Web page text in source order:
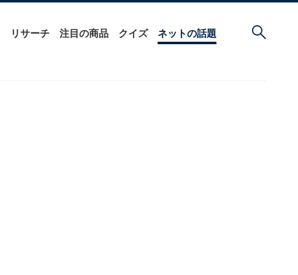
リサーチ 注目の商品 クイズ ネットの話題